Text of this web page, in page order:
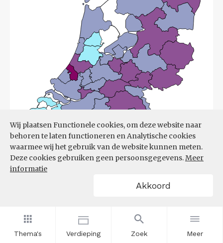
Thema's Verdieping Zoek Meer
Wij plaatsen Functionele cookies, om deze website naar
behoren te laten functioneren en Analytische cookies
waarmee wij het gebruik van de website kunnen meten.
Deze cookies gebruiken geen persoonsgegevens.Meer
informatie
Akkoord
ONTWIKKELING ONTSTANE
Filters